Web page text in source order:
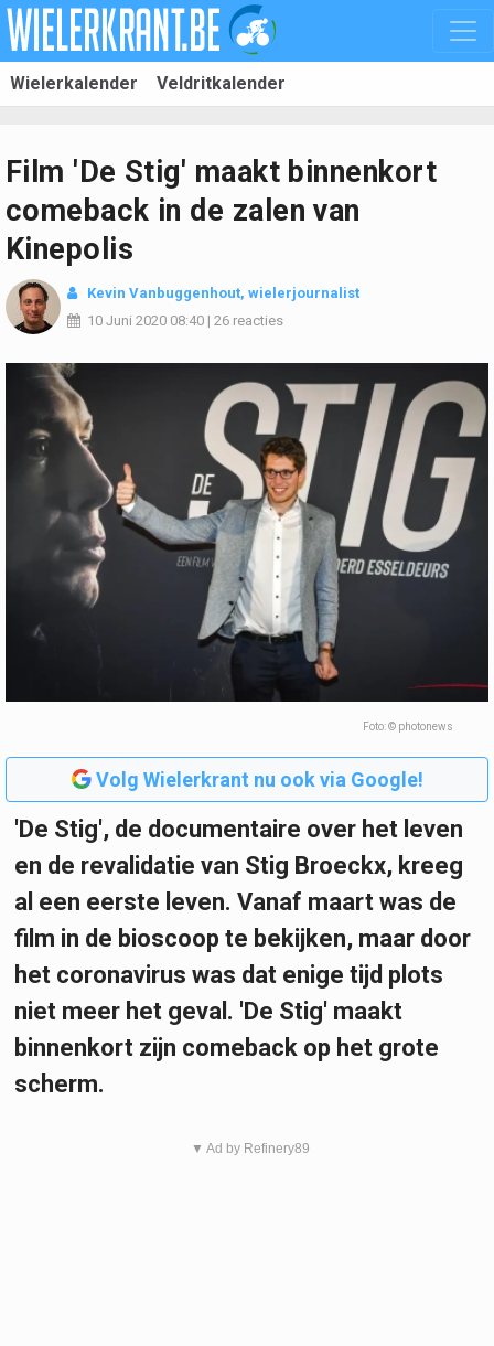
Wielerkalender Veldritkalender
Film 'De Stig' maakt binnenkort
comeback in de zalen van
Kinepolis
Kevin Vanbuggenhout, wielerjournalist
10 Juni 2020 08:40 | 26 reacties
Foto: © photonews
Volg Wielerkrant nu ook via Google!
'De Stig', de documentaire over het leven
en de revalidatie van Stig Broeckx, kreeg
al een eerste leven. Vanaf maart was de
film in de bioscoop te bekijken, maar door
het coronavirus was dat enige tijd plots
niet meer het geval. 'De Stig' maakt
binnenkort zijn comeback op het grote
scherm.
▼ Ad by Refinery89